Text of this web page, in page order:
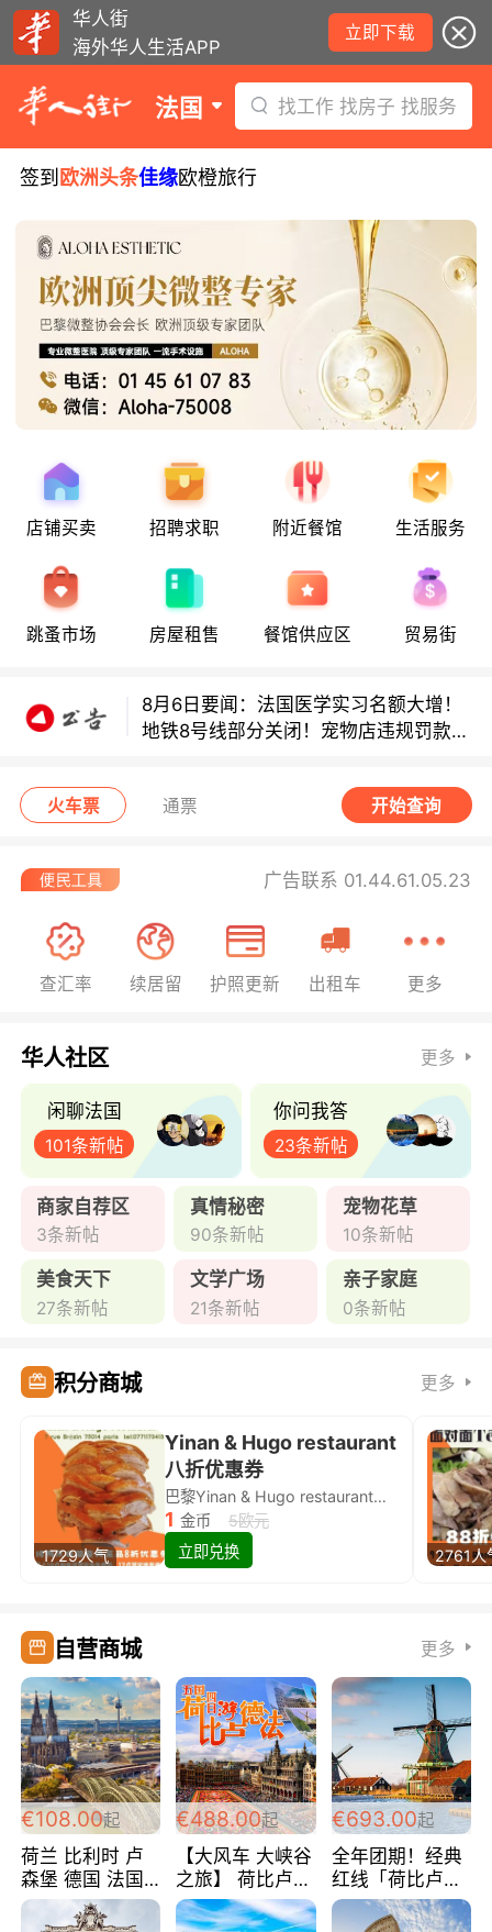
华人街
海外华人生活APP
立即下载
法国 找工作 找房子 找服务
签到 欧洲头条佳缘欧橙旅行
店铺买卖 招聘求职 附近餐馆 生活服务
跳蚤市场 房屋租售 餐馆供应区 贸易街
8月6日要闻：法国医学实习名额大增！
地铁8号线部分关闭！宠物店违规罚款出
炉！
巴黎地铁音乐家海选启动！
8月6日要闻：法国医学实习名额大增！
地铁8号线部分关闭！宠物店违规罚款出
巴黎地铁音乐家海选启动！
火车票 通票 开始查询
广告联系 01.44.61.05.23
查汇率 续居留 护照更新 出租车 更多
华人社区 更多
闲聊法国
101条新帖
你问我答
23条新帖
商家自荐区
3条新帖
真情秘密
90条新帖
宠物花草
10条新帖
美食天下
27条新帖
文学广场
21条新帖
亲子家庭
0条新帖
积分商城 更多
1729人气
Yinan & Hugo restaurant
八折优惠券
巴黎Yinan & Hugo restaurant除简餐类全场8折
1 金币
5欧元
立即兑换
2761人
自营商城 更多
€108.00起
荷兰 比利时 卢
森堡 德国 法国
超爽玩遍西欧 循
环线 全程四星宾
€488.00起
【大风车 大峡谷
之旅】 荷比卢德
法 巴黎上下 经
典五国四日游
€693.00起
全年团期！经典
红线「荷比卢德
法」七天循环 五
国 仅售99欧/人/